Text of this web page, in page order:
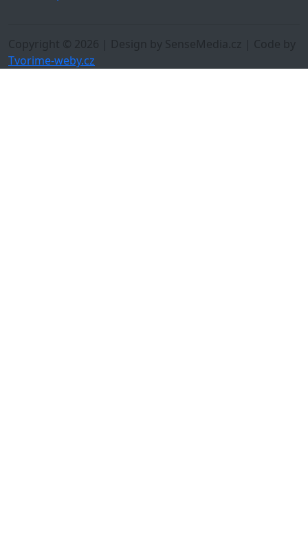
Copyright © 2026 | Design by SenseMedia.cz | Code by
Tvorime-weby.cz